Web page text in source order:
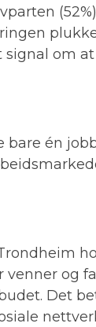
om
bare én
og
Det